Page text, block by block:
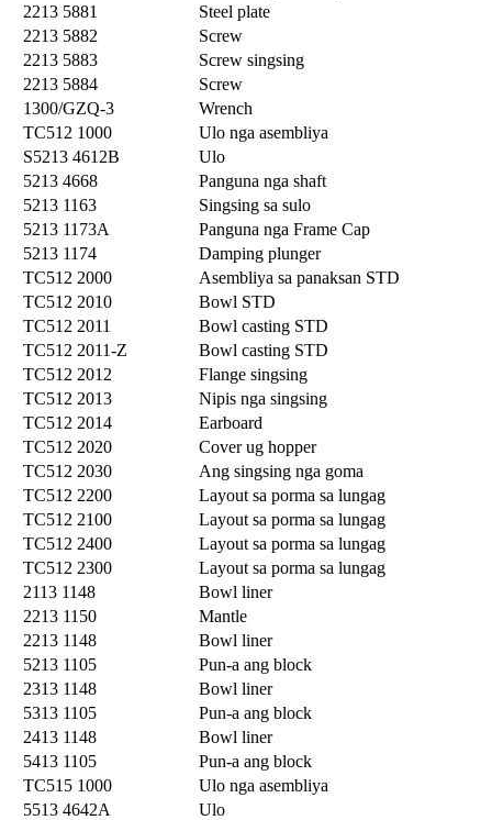
2213 5881
Steel plate
2213 5882
Screw
2213 5883
Screw singsing
2213 5884
Screw
1300/GZQ-3
Wrench
TC512 1000
Ulo nga asembliya
S5213 4612B
Ulo
5213 4668
Panguna nga shaft
5213 1163
Singsing sa sulo
5213 1173A
Panguna nga Frame Cap
5213 1174
Damping plunger
TC512 2000
Asembliya sa panaksan STD
TC512 2010
Bowl STD
TC512 2011
Bowl casting STD
TC512 2011-Z
Bowl casting STD
TC512 2012
Flange singsing
TC512 2013
Nipis nga singsing
TC512 2014
Earboard
TC512 2020
Cover ug hopper
TC512 2030
Ang singsing nga goma
TC512 2200
Layout sa porma sa lungag
TC512 2100
Layout sa porma sa lungag
TC512 2400
Layout sa porma sa lungag
TC512 2300
Layout sa porma sa lungag
2113 1148
Bowl liner
2213 1150
Mantle
2213 1148
Bowl liner
5213 1105
Pun-a ang block
2313 1148
Bowl liner
5313 1105
Pun-a ang block
2413 1148
Bowl liner
5413 1105
Pun-a ang block
TC515 1000
Ulo nga asembliya
5513 4642A
Ulo